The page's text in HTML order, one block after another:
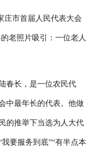
市首届人民代表大会
老照片吸引：一位老人
长，是一位农民代
中最年长的代表。他做
的推举下当选为人大代
要服务到底”“有半点本